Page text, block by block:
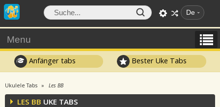
De
Menu
Anfänger tabs Bester Uke Tabs
Ukulele Tabs Les BB
LES BB UKE TABS